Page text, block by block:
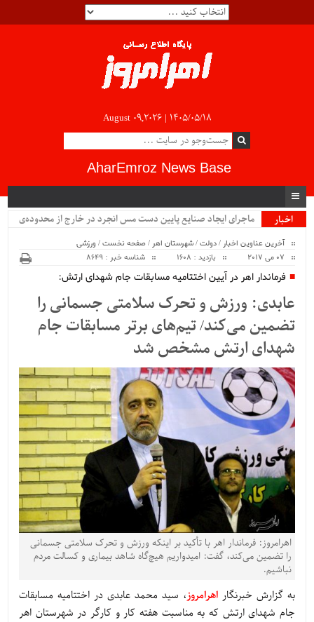
August 09,2026 | ۱۴۰۵/۰۵/۱۸
AharEmroz News Base
اخبار
ماجرای ایجاد صنایع پایین دست مس انجرد در خارج از محدوده‌ی
آخرین عناوین اخبار /دولت/شهرستان اهر /صفحه نخست/ ورزشی
بازدید : 1608 شناسه خبر : 8649
فرماندار اهر در آیین اختتامیه مسابقات جام شهدای ارتش:
عابدی: ورزش و تحرک سلامتی جسمانی را
تضمین می‌کند/ تیم‌های برتر مسابقات جام
شهدای ارتش مشخص شد
اهرامروز: فرماندار اهر با تأکید بر اینکه ورزش و تحرک سلامتی جسمانی
را تضمین می‌کند، گفت: امیدواریم هیچ‌گاه شاهد بیماری و کسالت مردم
نباشیم.
به گزارش خبرنگاراهرامروز، سید محمد عابدی در اختتامیه مسابقات
جام شهدای ارتش که به مناسبت هفته کار و کارگر در شهرستان اهر